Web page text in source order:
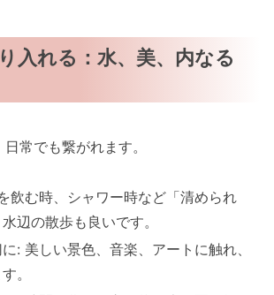
入れる：水、美、内なる
常でも繋がれます。
飲む時、シャワー時など「清められ
辺の散歩も良いです。
に: 美しい景色、音楽、アートに触れ、
。